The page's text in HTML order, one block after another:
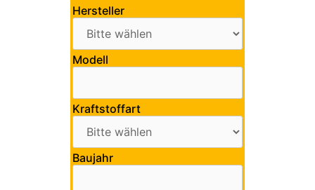
Hersteller
Modell
Kraftstoffart
Baujahr